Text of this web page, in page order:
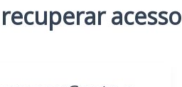
acesso